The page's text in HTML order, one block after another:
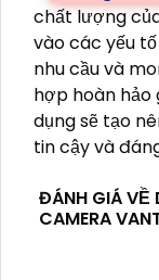
chất lượng
vào các yếu
nhu cầu và
hợp hoàn hảo
dụng sẽ tạo
tin cậy và
ĐÁNH GIÁ VỀ
CAMERA